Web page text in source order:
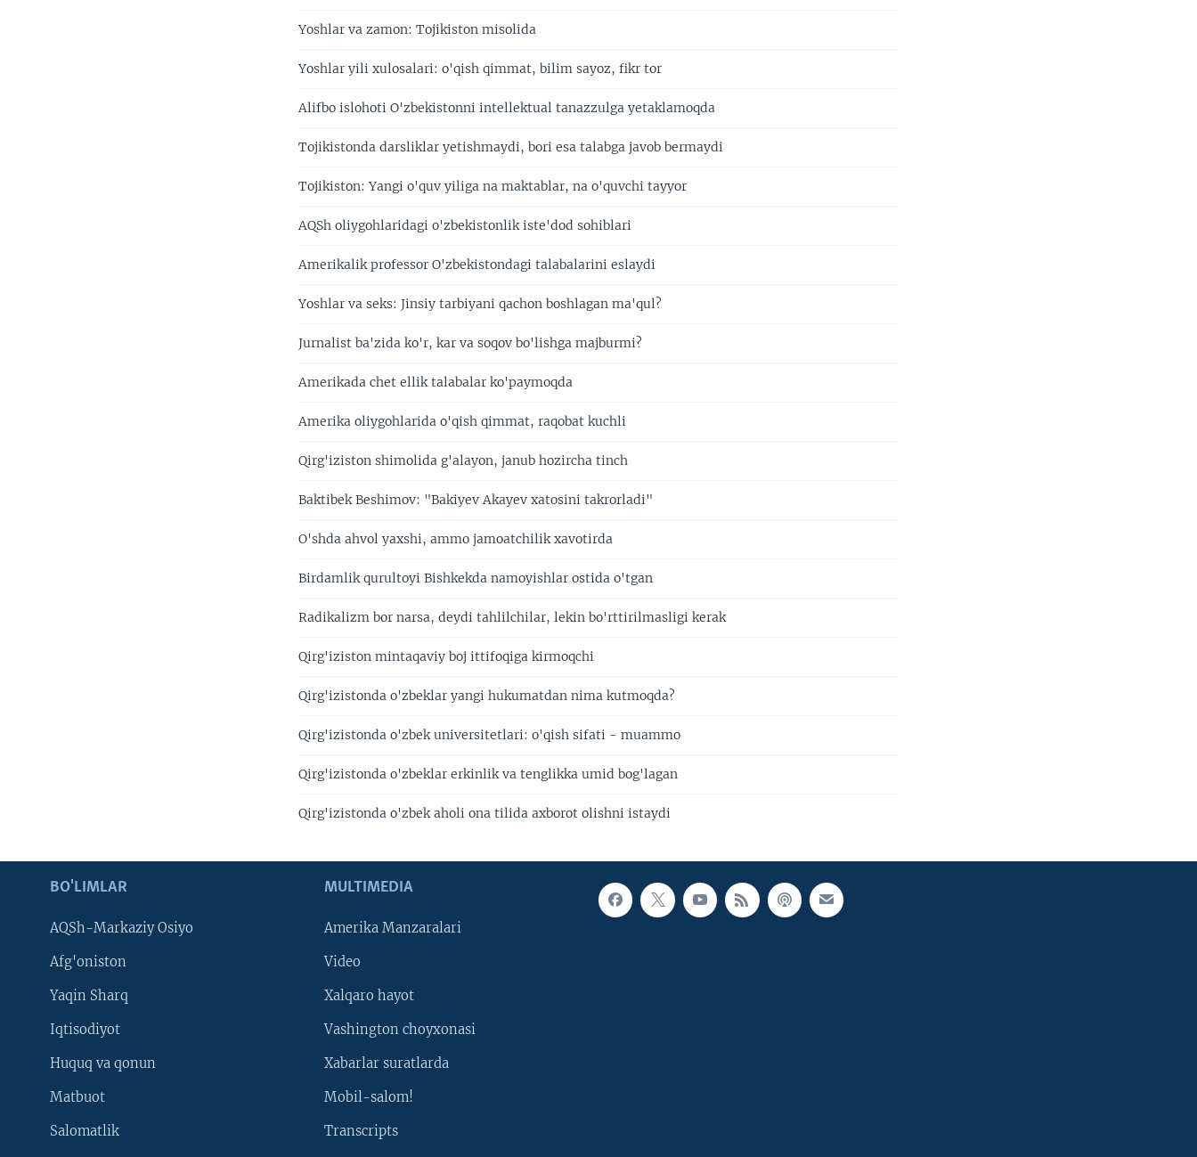
Yoshlar va zamon: Tojikiston misolida
Yoshlar yili xulosalari: o'qish qimmat, bilim sayoz, fikr tor
Alifbo islohoti O'zbekistonni intellektual tanazzulga yetaklamoqda
Tojikistonda darsliklar yetishmaydi, bori esa talabga javob bermaydi
Tojikiston: Yangi o'quv yiliga na maktablar, na o'quvchi tayyor
AQSh oliygohlaridagi o'zbekistonlik iste'dod sohiblari
Amerikalik professor O'zbekistondagi talabalarini eslaydi
Yoshlar va seks: Jinsiy tarbiyani qachon boshlagan ma'qul?
Jurnalist ba'zida ko'r, kar va soqov bo'lishga majburmi?
Amerikada chet ellik talabalar ko'paymoqda
Amerika oliygohlarida o'qish qimmat, raqobat kuchli
Qirg'iziston shimolida g'alayon, janub hozircha tinch
Baktibek Beshimov: "Bakiyev Akayev xatosini takrorladi"
O'shda ahvol yaxshi, ammo jamoatchilik xavotirda
Birdamlik qurultoyi Bishkekda namoyishlar ostida o'tgan
Radikalizm bor narsa, deydi tahlilchilar, lekin bo'rttirilmasligi kerak
Qirg'iziston mintaqaviy boj ittifoqiga kirmoqchi
Qirg'izistonda o'zbeklar yangi hukumatdan nima kutmoqda?
Qirg'izistonda o'zbek universitetlari: o'qish sifati - muammo
Qirg'izistonda o'zbeklar erkinlik va tenglikka umid bog'lagan
Qirg'izistonda o'zbek aholi ona tilida axborot olishni istaydi
BO'LIMLAR
AQSh-Markaziy Osiyo
Afg'oniston
Yaqin Sharq
Iqtisodiyot
Huquq va qonun
Matbuot
Salomatlik
MULTIMEDIA
Amerika Manzaralari
Video
Xalqaro hayot
Vashington choyxonasi
Xabarlar suratlarda
Mobil-salom!
Transcripts